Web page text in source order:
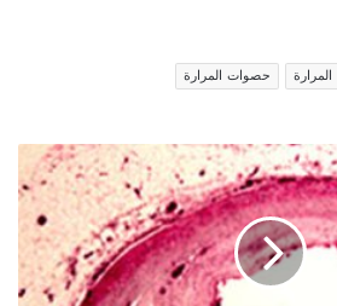
المرارة حصوات المرارة